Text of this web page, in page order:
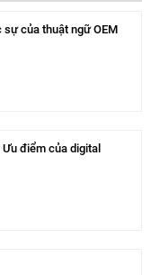
sự của thuật ngữ OEM
điểm của digital